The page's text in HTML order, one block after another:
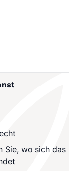
Sie, wo sich das